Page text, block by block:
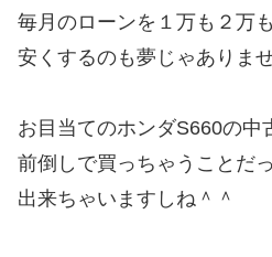
毎月のローンを１万も２万も
安くするのも夢じゃありませ
お目当てのホンダS660の中
前倒しで買っちゃうことだ
出来ちゃいますしね＾＾